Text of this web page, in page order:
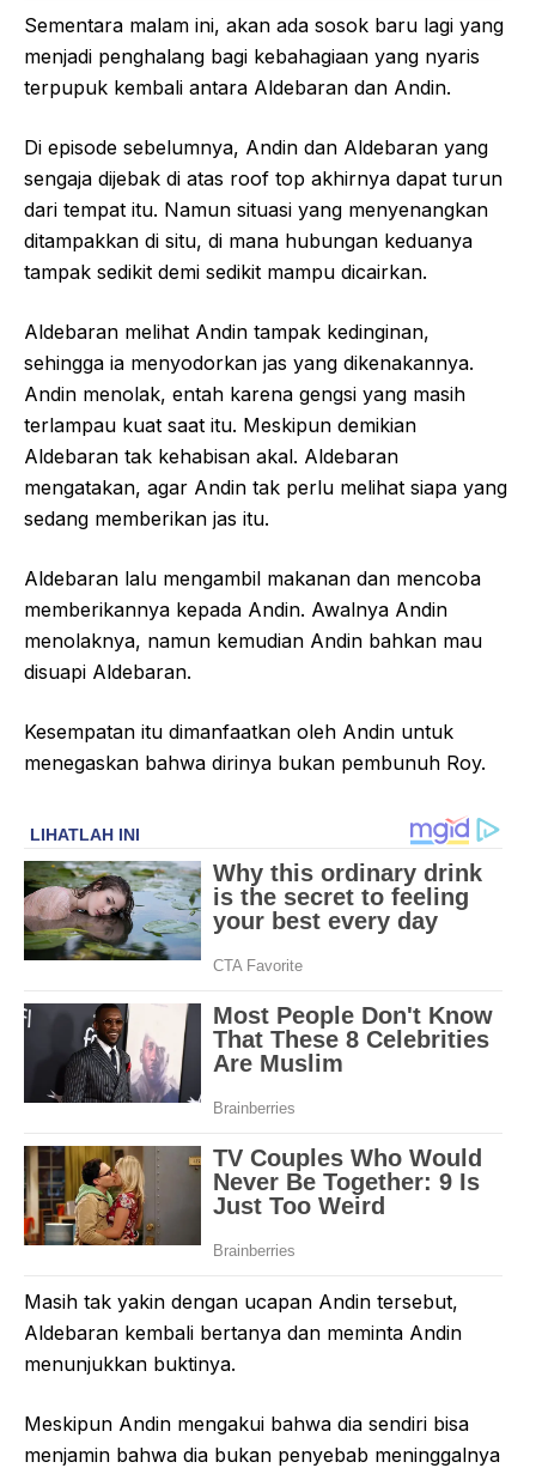
Sementara malam ini, akan ada sosok baru lagi yang
menjadi penghalang bagi kebahagiaan yang nyaris
terpupuk kembali antara Aldebaran dan Andin.
Di episode sebelumnya, Andin dan Aldebaran yang
sengaja dijebak di atas roof top akhirnya dapat turun
dari tempat itu. Namun situasi yang menyenangkan
ditampakkan di situ, di mana hubungan keduanya
tampak sedikit demi sedikit mampu dicairkan.
Aldebaran melihat Andin tampak kedinginan,
sehingga ia menyodorkan jas yang dikenakannya.
Andin menolak, entah karena gengsi yang masih
terlampau kuat saat itu. Meskipun demikian
Aldebaran tak kehabisan akal. Aldebaran
mengatakan, agar Andin tak perlu melihat siapa yang
sedang memberikan jas itu.
Aldebaran lalu mengambil makanan dan mencoba
memberikannya kepada Andin. Awalnya Andin
menolaknya, namun kemudian Andin bahkan mau
disuapi Aldebaran.
Kesempatan itu dimanfaatkan oleh Andin untuk
menegaskan bahwa dirinya bukan pembunuh Roy.
Masih tak yakin dengan ucapan Andin tersebut,
Aldebaran kembali bertanya dan meminta Andin
menunjukkan buktinya.
Meskipun Andin mengakui bahwa dia sendiri bisa
menjamin bahwa dia bukan penyebab meninggalnya